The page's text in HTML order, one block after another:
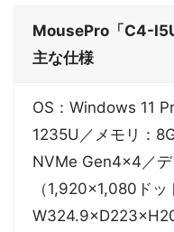
MousePro「C4-
主な仕様
OS：Windows 11
1235U／メモリ：
NVMe Gen4x4／デ
（1,920×1,080ドッ